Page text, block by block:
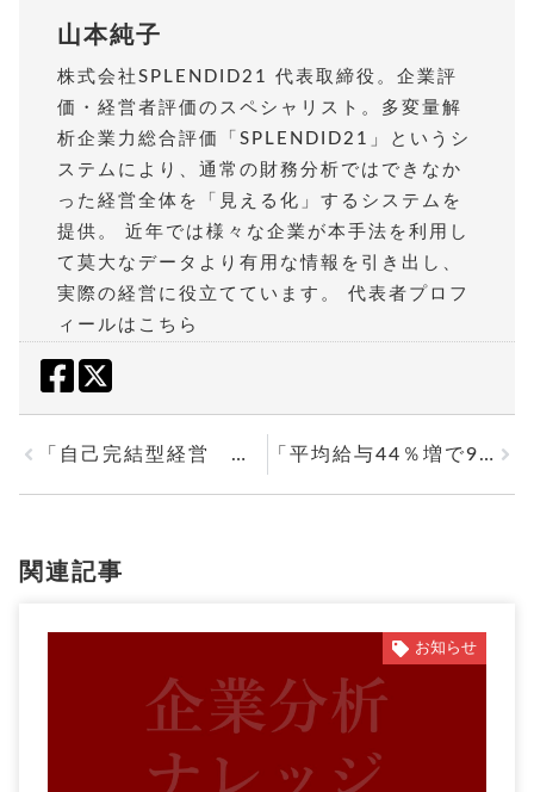
山本純子
株式会社SPLENDID21 代表取締役。企業評
価・経営者評価のスペシャリスト。多変量解
析企業力総合評価「SPLENDID21」というシ
ステムにより、通常の財務分析ではできなか
った経営全体を「見える化」するシステムを
提供。 近年では様々な企業が本手法を利用し
て莫大なデータより有用な情報を引き出し、
実際の経営に役立てています。 代表者プロフ
ィールはこちら
「自己完結型経営 日清食品ホールディングス」を投稿しました。 「平均給与44％増で997万円 従業員に報いる 日置電機」を投稿しました。
関連記事
お知らせ